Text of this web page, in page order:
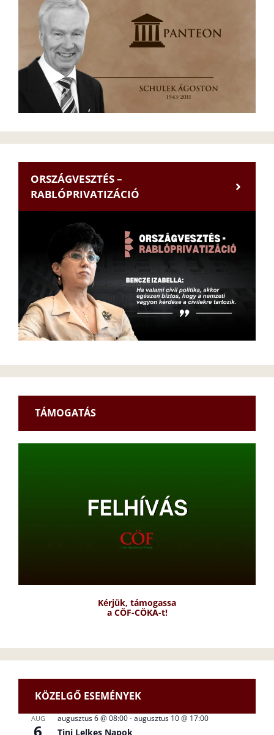
ORSZÁGVESZTÉS –
RABLÓPRIVATIZÁCIÓ
TÁMOGATÁS
Kérjük, támogassa
a CÖF-CÖKA-t!
KÖZELGŐ ESEMÉNYEK
AUG augusztus 6 @ 08:00-augusztus 10 @ 17:00
Tini Lelkes Napok